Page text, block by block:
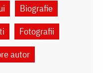
Biografie
Fotografii
autor